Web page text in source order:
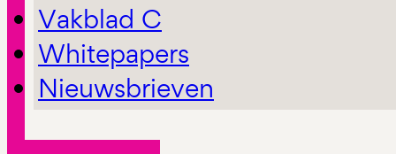
Vakblad C
Whitepapers
Nieuwsbrieven